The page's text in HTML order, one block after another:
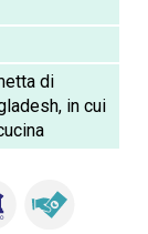
di
in cui